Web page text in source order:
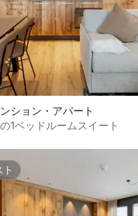
ション・アパート
1ベッドルームスイート